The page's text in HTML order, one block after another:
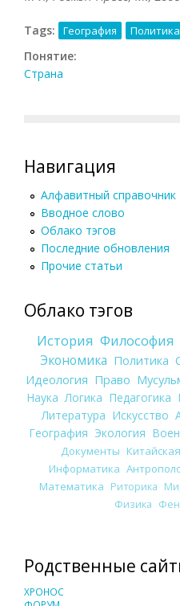
Tags: География Политика
Понятие:
Страна
Навигация
Алфавитный справочник
Вводное слово
Облако тэгов
Последние обновления
Прочие статьи
Облако тэгов
История Философия
Экономика Политика
Идеология Право
Наука Логика Педагогика
Литература Искусство
География Экология
Документы
Информатика
Математика Риторика
Физика
Родственные
ХРОНОС